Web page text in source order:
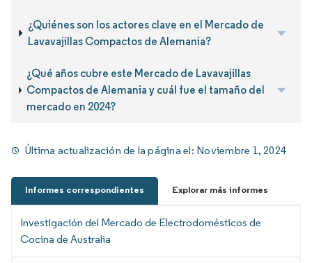
¿Quiénes son los actores clave en el Mercado de
Lavavajillas Compactos de Alemania?
¿Qué años cubre este Mercado de Lavavajillas
Compactos de Alemania y cuál fue el tamaño del
mercado en 2024?
Última actualización de la página el: Noviembre 1, 2024
Informes correspondientes Explorar más informes
Investigación del Mercado de Electrodomésticos de
Cocina de Australia